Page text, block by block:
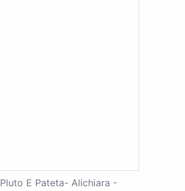
Pluto E Pateta- Alichiara -